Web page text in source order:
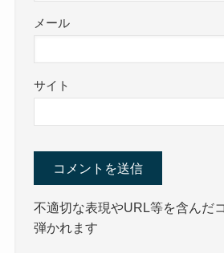
メール
サイト
不適切な表現やURL等を含んだ
弾かれます